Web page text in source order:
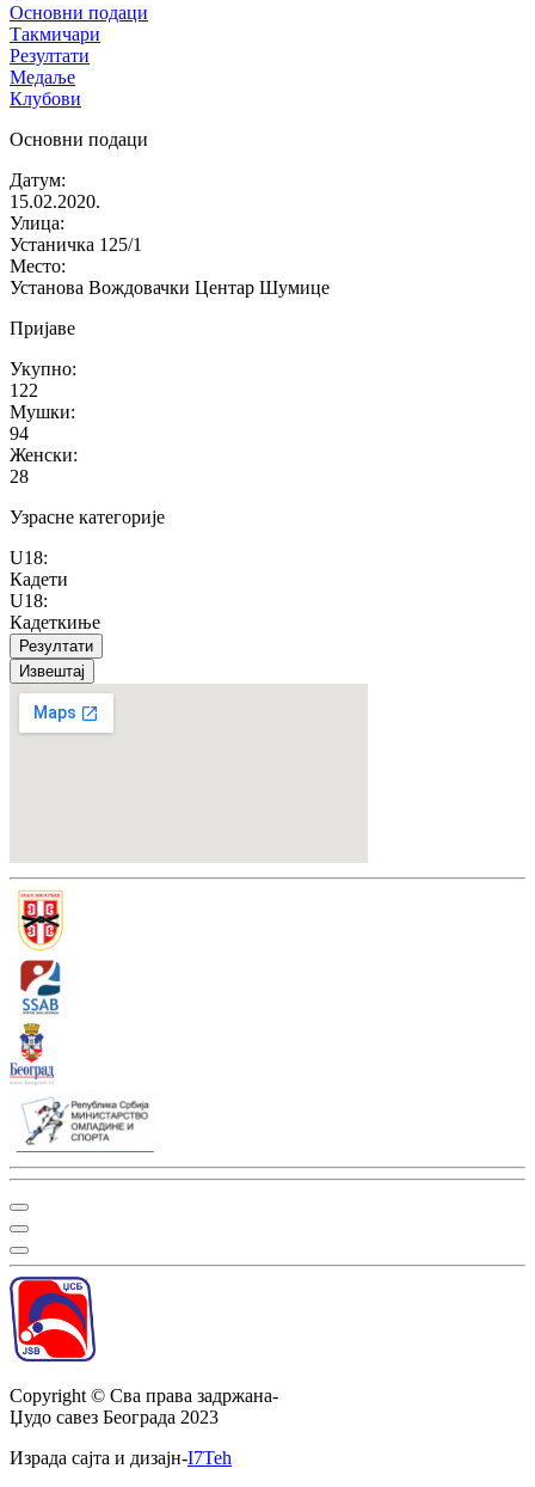
Основни подаци
Такмичари
Резултати
Медаље
Клубови
Основни подаци
Датум:
15.02.2020.
Улица:
Устаничка 125/1
Место:
Установа Вождовачки Центар Шумице
Пријаве
Укупно:
122
Мушки:
94
Женски:
28
Узрасне категорије
U18:
Кадети
U18:
Кадеткиње
Резултати
Извештај
Copyright © Сва права задржана-
Џудо савез Београда 2023
Израда сајта и дизајн-I7Teh